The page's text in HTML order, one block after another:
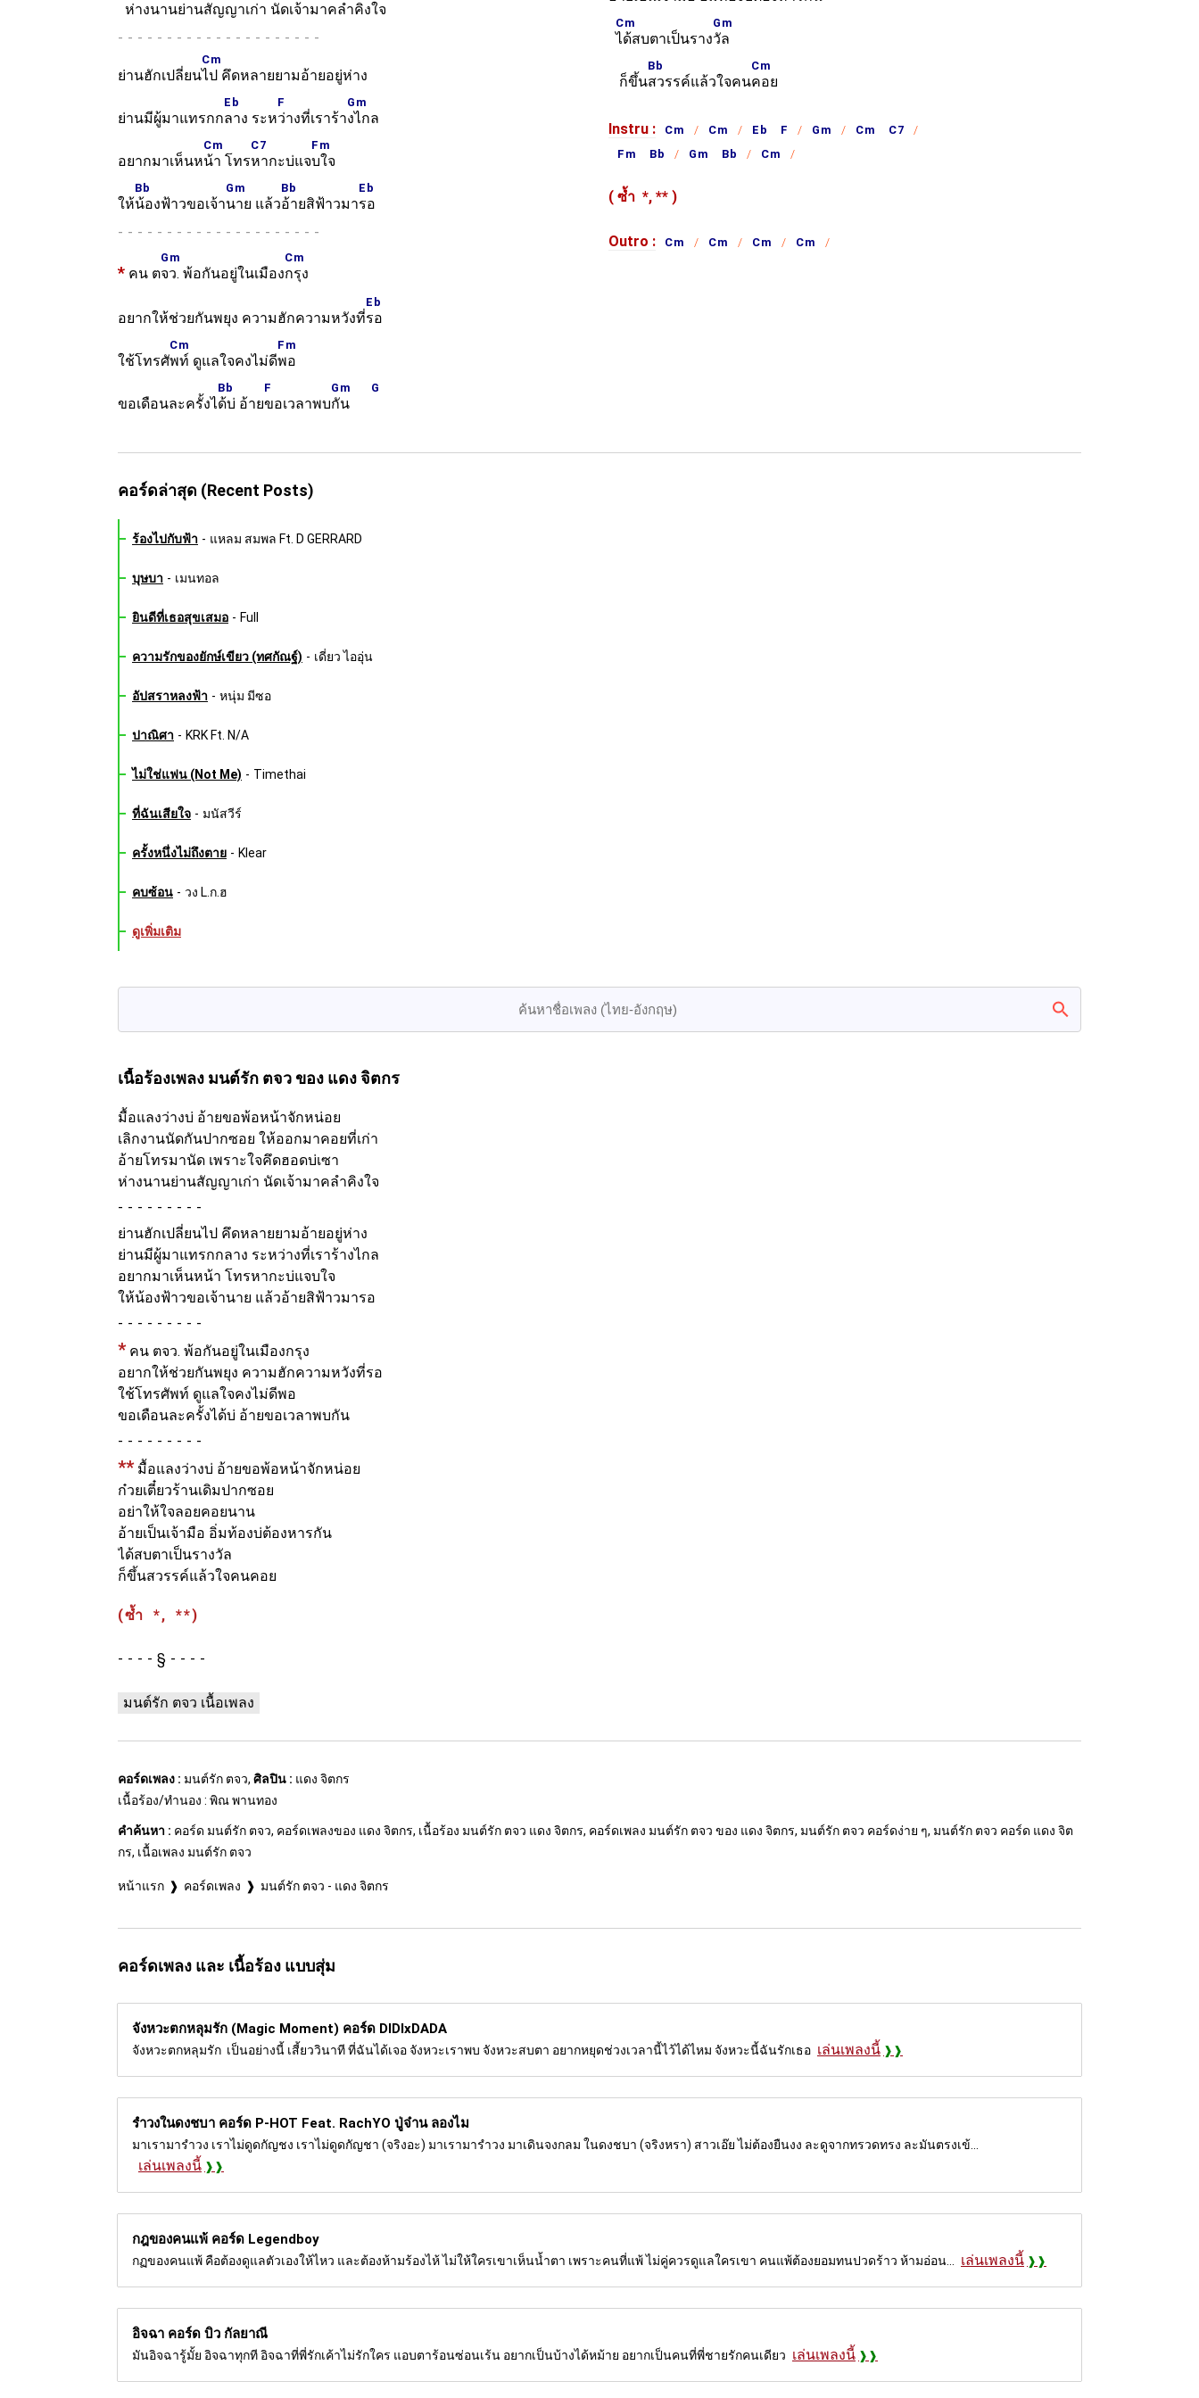
ห่างนานย่านสัญญาเก่า นัดเจ้ามาคลำคิงใจ
-
ย่านฮักเปลี่ยน
Cm
ไป คึดหลายยามอ้ายอยู่ห่าง
ย่านมีผู้มาแทรกก
Eb
ลาง ระห
F
ว่างที่เราร้า
Gm
งไกล
อยากมาเห็นห
Cm
น้า โทร
C7
หากะบ่แจ
Fm
บใจ
ให้
Bb
น้องฟ้าวขอเจ้า
Gm
นาย แล้ว
Bb
อ้ายสิฟ้าวมา
Eb
รอ
-
* คน ต
Gm
จว. พ้อกันอยู่ในเมือง
Cm
กรุง
อยากให้ช่วยกันพยุง ความฮักความหวังที่
Eb
รอ
ใช้โทรศั
Cm
พท์ ดูแลใจคงไม่ดี
Fm
พอ
ขอเดือนละครั้งไ
Bb
ด้บ่ อ้าย
F
ขอเวลาพบ
Gm
กัน
G
Cm
ได้สบตาเป็นราง
Gm
วัล
ก็ขึ้น
Bb
สวรรค์แล้วใจคน
Cm
คอย
Instru : Cm Cm Eb F Gm
Cm C7
Fm Bb
Gm Bb Cm
( ซ้ำ *, ** )
Outro : Cm Cm Cm Cm
คอร์ดล่าสุด (Recent Posts)
ร้องไปกับฟ้า - แหลม สมพล Ft. D GERRARD
บุษบา - เมนทอล
ยินดีที่เธอสุขเสมอ - Full
ความรักของยักษ์เขียว (ทศกัณฐ์) - เดี่ยว ไออุ่น
อัปสราหลงฟ้า - หนุ่ม มีซอ
ปาณิศา - KRK Ft. N/A
ไม่ใช่แฟน (Not Me) - Timethai
ที่ฉันเสียใจ - มนัสวีร์
ครั้งหนึ่งไม่ถึงตาย - Klear
คบซ้อน - วง L.ก.ฮ
ดูเพิ่มเติม
เนื้อร้องเพลง มนต์รัก ตจวของ แดง จิตกร
มื้อแลงว่างบ่ อ้ายขอพ้อหน้าจักหน่อย
เลิกงานนัดกันปากซอย ให้ออกมาคอยที่เก่า
อ้ายโทรมานัด เพราะใจคึดฮอดบ่เซา
ห่างนานย่านสัญญาเก่า นัดเจ้ามาคลำคิงใจ
-
ย่านฮักเปลี่ยนไป คึดหลายยามอ้ายอยู่ห่าง
ย่านมีผู้มาแทรกกลาง ระหว่างที่เราร้างไกล
อยากมาเห็นหน้า โทรหากะบ่แจบใจ
ให้น้องฟ้าวขอเจ้านาย แล้วอ้ายสิฟ้าวมารอ
-
* คน ตจว. พ้อกันอยู่ในเมืองกรุง
อยากให้ช่วยกันพยุง ความฮักความหวังที่รอ
ใช้โทรศัพท์ ดูแลใจคงไม่ดีพอ
ขอเดือนละครั้งได้บ่ อ้ายขอเวลาพบกัน
-
** มื้อแลงว่างบ่ อ้ายขอพ้อหน้าจักหน่อย
ก๋วยเตี๋ยวร้านเดิมปากซอย
อย่าให้ใจลอยคอยนาน
อ้ายเป็นเจ้ามือ อิ่มท้องบ่ต้องหารกัน
ได้สบตาเป็นรางวัล
ก็ขึ้นสวรรค์แล้วใจคนคอย
(ซ้ำ *, **)
§
มนต์รัก ตจว เนื้อเพลง
คอร์ดเพลง : มนต์รัก ตจว, ศิลปิน : แดง จิตกร
เนื้อร้อง/ทำนอง : พิณ พานทอง
คำค้นหา : คอร์ด มนต์รัก ตจว, คอร์ดเพลงของ แดง จิตกร, เนื้อร้อง มนต์รัก ตจว แดง จิตกร, คอร์ดเพลง มนต์รัก ตจว ของ แดง จิตกร, มนต์รัก ตจว คอร์ดง่าย ๆ, มนต์รัก ตจว คอร์ด แดง จิต
กร, เนื้อเพลง มนต์รัก ตจว
หน้าแรก คอร์ดเพลง มนต์รัก ตจว - แดง จิตกร
คอร์ดเพลง และ เนื้อร้อง แบบสุ่ม
จังหวะตกหลุมรัก (Magic Moment) คอร์ด DIDIxDADA
จังหวะตกหลุมรัก เป็นอย่างนี้ เสี้ยววินาที ที่ฉันได้เจอ จังหวะเราพบ จังหวะสบตา อยากหยุดช่วงเวลานี้ไว้ได้ไหม จังหวะนี้ฉันรักเธอ เล่นเพลงนี้
รำวงในดงชบา คอร์ด P-HOT Feat. RachYO ปู่จ๋าน ลองไม
มาเรามารำวง เราไม่ดูดกัญชง เราไม่ดูดกัญชา (จริงอะ) มาเรามารำวง มาเดินจงกลม ในดงชบา (จริงหรา) สาวเอ๊ย ไม่ต้องยืนงง ละดูจากทรวดทรง ละมันตรงเข้...
เล่นเพลงนี้
กฎของคนแพ้ คอร์ด Legendboy
กฏของคนแพ้ คือต้องดูแลตัวเองให้ไหว และต้องห้ามร้องไห้ ไม่ให้ใครเขาเห็นน้ำตา เพราะคนที่แพ้ ไม่คู่ควรดูแลใครเขา คนแพ้ต้องยอมทนปวดร้าว ห้ามอ่อน... เล่นเพลงนี้
อิจฉา คอร์ด บิว กัลยาณี
มันอิจฉารู้มั้ย อิจฉาทุกที อิจฉาที่พี่รักเค้าไม่รักใคร แอบตาร้อนซ่อนเร้น อยากเป็นบ้างได้หม้าย อยากเป็นคนที่พี่ชายรักคนเดียว เล่นเพลงนี้